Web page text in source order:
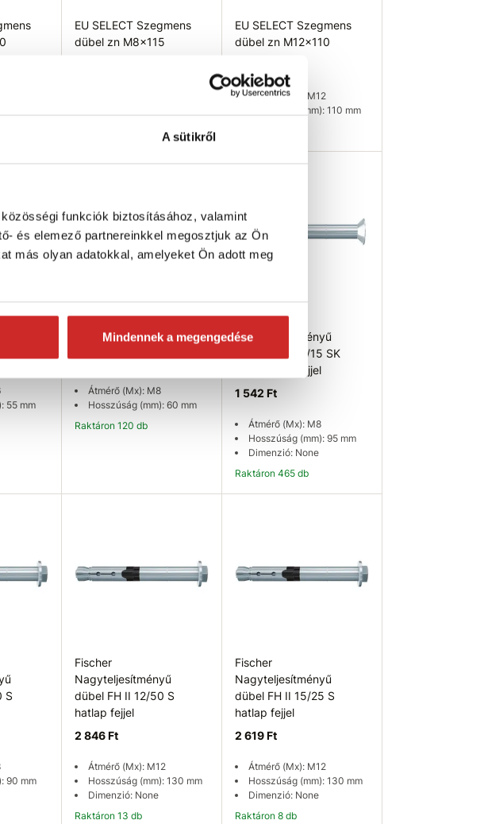
A sütikről
funkciók biztosításához, valamint
és elemező partnereinkkel megosztjuk az Ön
más olyan adatokkal, amelyeket Ön adott meg
Mindennek a megengedése
EU SELECT Szegmens
dübel zn M8x115
EU SELECT Szegmens
dübel zn M12x110
Átmérő (Mx): M12
Hosszúság (mm): 110 mm
55 mm
EU SELECT Szegmens
dübel ITH zn M8x60
69 Ft
Átmérő (Mx): M8
Hosszúság (mm): 60 mm
Raktáron 120 db
Fischer
Nagyteljesítményű
dübel FH II 12/15 SK
süllyesztett fejjel
1 542 Ft
Átmérő (Mx): M8
Hosszúság (mm): 95 mm
Dimenzió: None
Raktáron 465 db
S
90 mm
Fischer
Nagyteljesítményű
dübel FH II 12/50 S
hatlap fejjel
2 846 Ft
Átmérő (Mx): M12
Hosszúság (mm): 130 mm
Dimenzió: None
Raktáron 13 db
Fischer
Nagyteljesítményű
dübel FH II 15/25 S
hatlap fejjel
2 619 Ft
Átmérő (Mx): M12
Hosszúság (mm): 130 mm
Dimenzió: None
Raktáron 8 db